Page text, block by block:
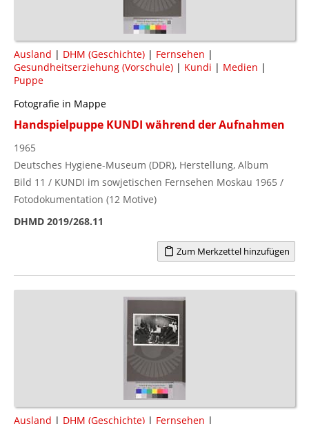
Ausland | DHM (Geschichte) | Fernsehen |
Gesundheitserziehung (Vorschule) | Kundi | Medien |
Puppe
Fotografie in Mappe
Handspielpuppe KUNDI während der Aufnahmen
1965
Deutsches Hygiene-Museum (DDR), Herstellung, Album
Bild 11 / KUNDI im sowjetischen Fernsehen Moskau 1965 /
Fotodokumentation (12 Motive)
DHMD 2019/268.11
Zum Merkzettel hinzufügen
Ausland | DHM (Geschichte) | Fernsehen |